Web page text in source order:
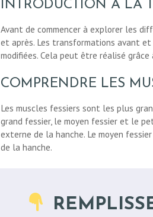
INTRODUCTION À LA
Avant de commencer à explorer les
et après. Les transformations avant
modifiées. Cela peut être réalisé
COMPRENDRE LES
Les muscles fessiers sont les plus
grand fessier, le moyen fessier et le
externe de la hanche. Le moyen
de la hanche.